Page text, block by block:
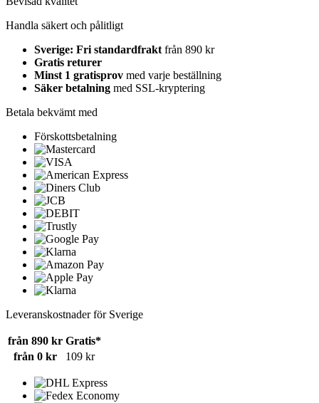
Handla säkert och pålitligt
Sverige: Fri standardfrakt från 890 kr
Gratis returer
Minst 1 gratisprov med varje beställning
Säker betalning med SSL-kryptering
Betala bekvämt med
Förskottsbetalning
Leveranskostnader för Sverige
från 890 kr Gratis*
från 0 kr
109 kr